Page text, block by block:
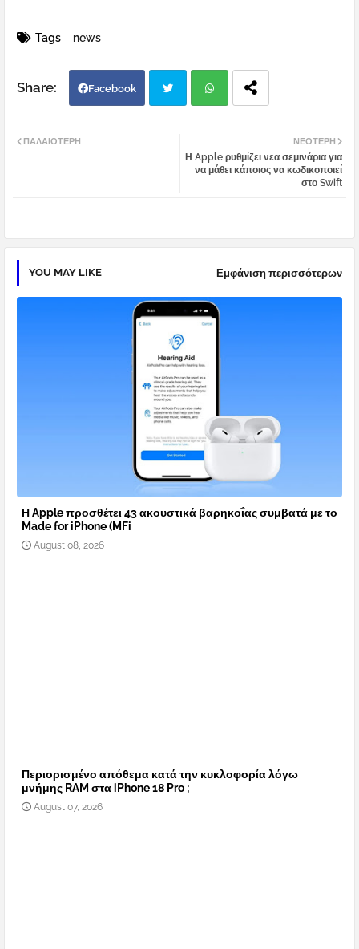
Tags news
Facebook
atsa
ΝΕΌΤΕΡΗ
Η Apple ρυθμίζει νεα σεμινάρια για
να μάθει κάποιος να κωδικοποιεί
στο Swift
ΠΑΛΑΙΌΤΕΡΗ
YOU MAY LIKE Εμφάνιση περισσότερων
Η Apple προσθέτει 43 ακουστικά βαρηκοΐας συμβατά με το
Made for iPhone (MFi
August 08, 2026
Περιορισμένο απόθεμα κατά την κυκλοφορία λόγω
μνήμης RAM στα iPhone 18 Pro ;
August 07, 2026